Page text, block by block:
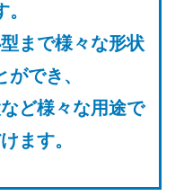
まで様々な形状
でき、
ど様々な用途で
ます。